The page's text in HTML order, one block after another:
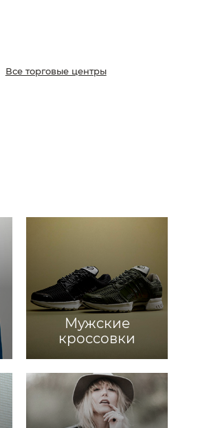
Все торговые центры
Мужские
кроссовки